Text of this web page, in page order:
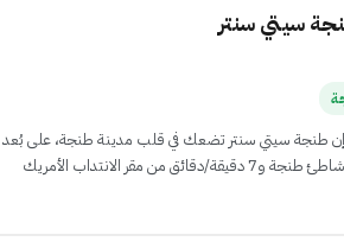
سيتي سنتر
إن طنجة سيتي سنتر تضعك في قلب مدينة طنجة، على بُعد